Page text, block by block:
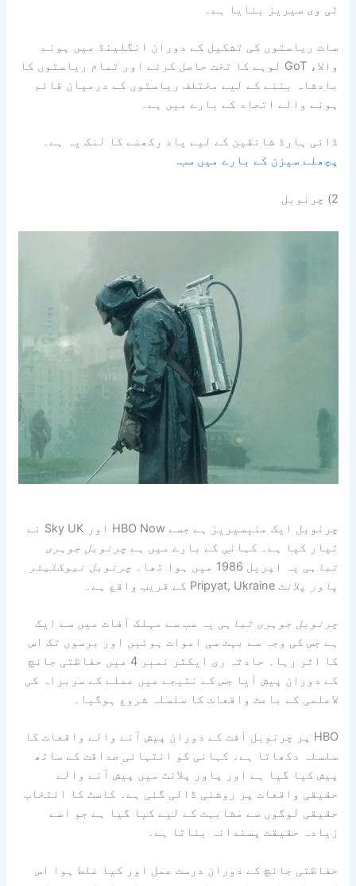
ٹی وی سیریز بنایا ہے۔
سات ریاستوں کی تشکیل کے دوران انگلینڈ میں ہونے
والا، GoT لوہے کا تخت حاصل کرنے اور تمام ریاستوں کا
بادشاہ بننے کے لیے مختلف ریاستوں کے درمیان قائم
ہونے والے اتحاد کے بارے میں ہے۔
ڈائی ہارڈ شائقین کے لیے یاد رکھنے کا لنک یہ ہے۔
پچھلے سیزن کے بارے میں سب.
2) چرنوبل
چرنوبل ایک منیسیریز ہے جسے HBO Now اور Sky UK نے
تیار کیا ہے۔ کہانی کے بارے میں ہے چرنوبل جوہری
تباہی
یہ اپریل 1986 میں ہوا تھا۔
چرنوبل نیوکلیئر
پاور پلانٹ Pripyat, Ukraine کے قریب واقع ہے۔
چرنوبل جوہری تباہی یہ سب سے مہلک آفات میں سے ایک
ہے جس کی وجہ سے بہت سی اموات ہوئیں اور برسوں تک اس
کا اثر رہا۔ حادثہ ری ایکٹر نمبر 4 میں حفاظتی جانچ
کے دوران پیش آیا جس کے نتیجے میں عملے کے سربراہ کی
لاعلمی کے باعث واقعات کا سلسلہ شروع ہوگیا۔
HBO پر چرنوبل آفت کے دوران پیش آنے والے واقعات کا
سلسلہ دکھاتا ہے۔ کہانی کو انتہائی صداقت کے ساتھ
پیش کیا گیا ہے اور پاور پلانٹ میں پیش آنے والے
حقیقی واقعات پر روشنی ڈالی گئی ہے۔ کاسٹ کا انتخاب
حقیقی لوگوں سے مشابہت کے لیے کیا گیا ہے جو اسے
زیادہ حقیقت پسندانہ بناتا ہے۔
حفاظتی جانچ کے دوران درست عمل اور کیا غلط ہوا اس